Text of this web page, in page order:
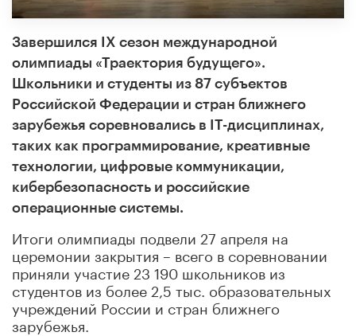
Завершился IX сезон международной
олимпиады «Траектория будущего».
Школьники и студенты из 87 субъектов
Российской Федерации и стран ближнего
зарубежья соревновались в IT-дисциплинах,
таких как программирование, креативные
технологии, цифровые коммуникации,
кибербезопасность и российские
операционные системы.
Итоги олимпиады подвели 27 апреля на
церемонии закрытия – всего в соревновании
приняли участие 23 190 школьников из
студентов из более 2,5 тыс. образовательных
учреждений России и стран ближнего
зарубежья.